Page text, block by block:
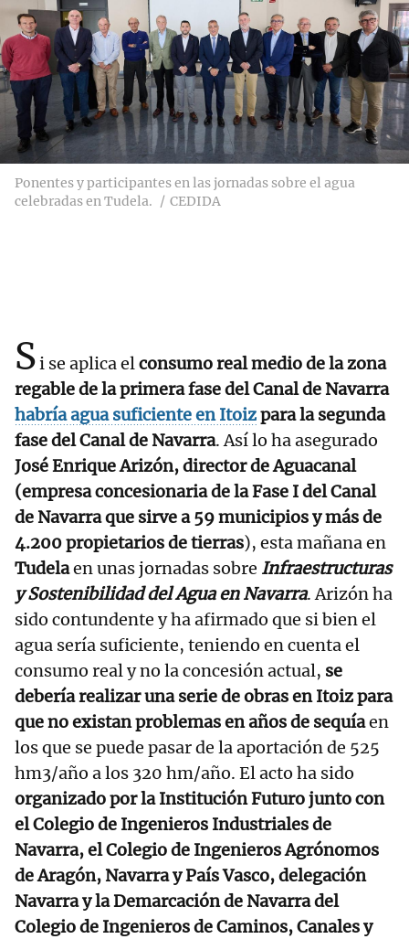
Ponentes y participantes en las jornadas sobre el agua
celebradas en Tudela.
CEDIDA
Si se aplica elconsumo real medio de la zona
regable de la primera fase del Canal de Navarra
habría agua suficiente en Itoizpara la segunda
fase del Canal de Navarra. Así lo ha asegurado
José Enrique Arizón, director de Aguacanal
(empresa concesionaria de la Fase I del Canal
de Navarra que sirve a 59 municipios y más de
4.200 propietarios de tierras), esta mañana en
Tudelaen unas jornadas sobre Infraestructuras
y Sostenibilidad del Agua en Navarra. Arizón ha
sido contundente y ha afirmado que si bien el
agua sería suficiente, teniendo en cuenta el
consumo real y no la concesión actual, se
debería realizar una serie de obras en Itoiz para
que no existan problemas en años de sequíaen
los que se puede pasar de la aportación de 525
hm3/año a los 320 hm/año. El acto ha sido
organizado por la Institución Futuro junto con
el Colegio de Ingenieros Industriales de
Navarra, el Colegio de Ingenieros Agrónomos
de Aragón, Navarra y País Vasco, delegación
Navarra y la Demarcación de Navarra del
Colegio de Ingenieros de Caminos, Canales y